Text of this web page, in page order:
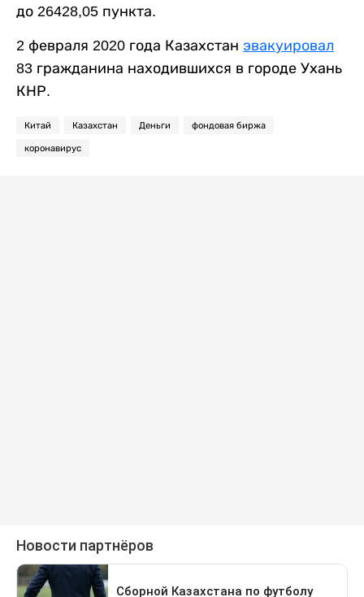
до 26428,05 пункта.
2 февраля 2020 года Казахстан эвакуировал
83 гражданина находившихся в городе Ухань
КНР.
Китай Казахстан Деньги фондовая биржа
коронавирус